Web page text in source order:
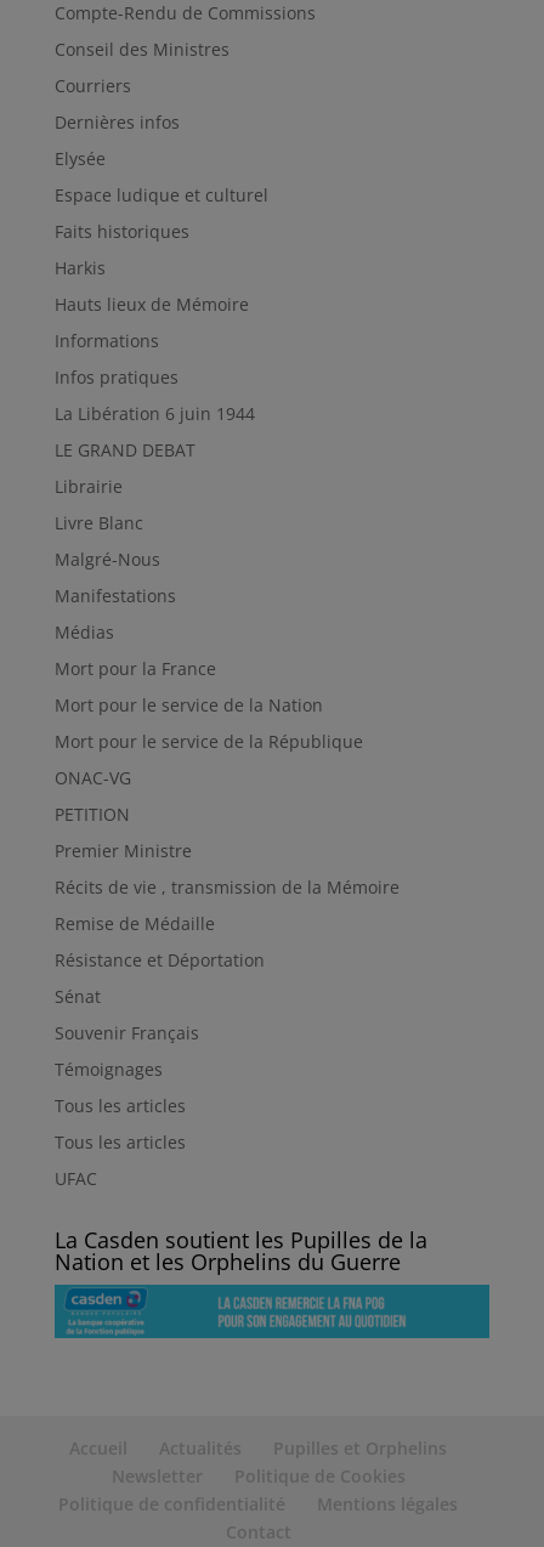
Compte-Rendu de Commissions
Conseil des Ministres
Courriers
Dernières infos
Elysée
Espace ludique et culturel
Faits historiques
Harkis
Hauts lieux de Mémoire
Informations
Infos pratiques
La Libération 6 juin 1944
LE GRAND DEBAT
Librairie
Livre Blanc
Malgré-Nous
Manifestations
Médias
Mort pour la France
Mort pour le service de la Nation
Mort pour le service de la République
ONAC-VG
PETITION
Premier Ministre
Récits de vie , transmission de la Mémoire
Remise de Médaille
Résistance et Déportation
Sénat
Souvenir Français
Témoignages
Tous les articles
Tous les articles
UFAC
La Casden soutient les Pupilles de la
Nation et les Orphelins du Guerre
Accueil Actualités
Pupilles et Orphelins
Newsletter
Politique de Cookies
Politique de confidentialité
Mentions légales
Contact